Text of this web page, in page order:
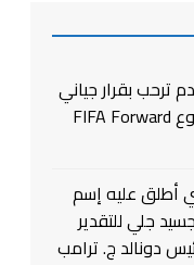
ترحب بقرار جياني
إنفانتينو القاضي بسحب مقترح مشروع FIFA Forward
أطلق عليه إسم
جلي للتقدير
دونالد ج. ترامب